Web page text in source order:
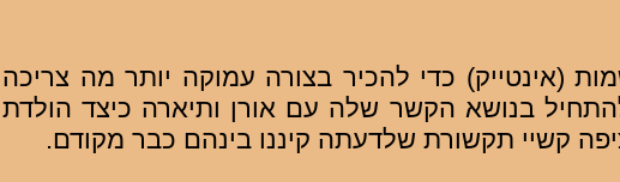
(אינטייק) כדי להכיר בצורה עמוקה יותר מה צריכה
בנושא הקשר שלה עם אורן ותיארה כיצד הולדת
קשיי תקשורת שלדעתה קיננו בינהם כבר מקודם.